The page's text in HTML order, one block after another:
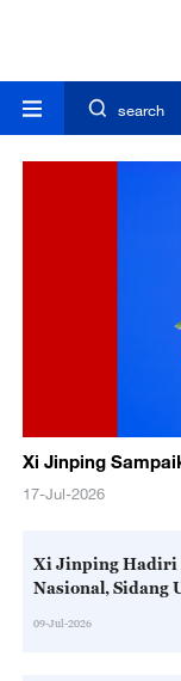
search
Xi Jinping
17-Jul-2026
Xi Jinping Hadiri
Nasional, Sidang
09-Jul-2026